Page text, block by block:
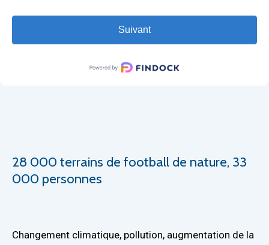
28 000 terrains de football de nature, 33
000 personnes
Changement climatique, pollution, augmentation de la